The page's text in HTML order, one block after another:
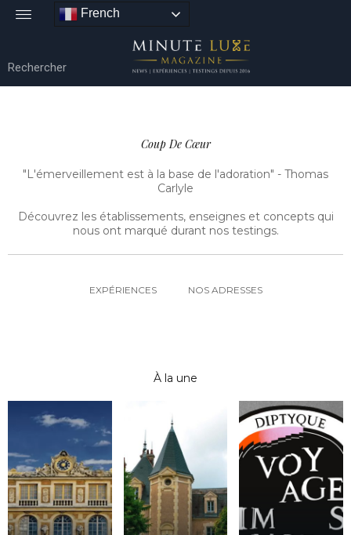
French
Coup De Cœur
"L'émerveillement est à la base de l'adoration" - Thomas
Carlyle
Découvrez les établissements, enseignes et concepts qui
nous ont marqué durant nos testings.
EXPÉRIENCES NOS ADRESSES
À la une